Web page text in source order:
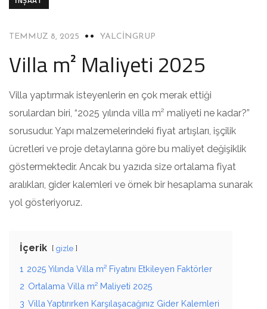
TEMMUZ 8, 2025 YALCINGRUP
Villa m² Maliyeti 2025
Villa yaptırmak isteyenlerin en çok merak ettiği
sorulardan biri, “2025 yılında villa m² maliyeti ne kadar?”
sorusudur. Yapı malzemelerindeki fiyat artışları, işçilik
ücretleri ve proje detaylarına göre bu maliyet değişiklik
göstermektedir. Ancak bu yazıda size ortalama fiyat
aralıkları, gider kalemleri ve örnek bir hesaplama sunarak
yol gösteriyoruz.
İçerik gizle
1 2025 Yılında Villa m² Fiyatını Etkileyen Faktörler
2 Ortalama Villa m² Maliyeti 2025
3 Villa Yaptırırken Karşılaşacağınız Gider Kalemleri